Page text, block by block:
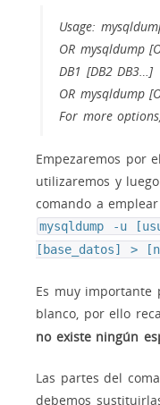
Usage:
OR mysqldump
DB1 [DB2 DB3…]
OR mysqldump
For more
Empezaremos por
utilizaremos y
comando a
mysqldump -u
[base_datos] >
Es muy importante
blanco, por ello
no existe ningún
Las partes del
debemos